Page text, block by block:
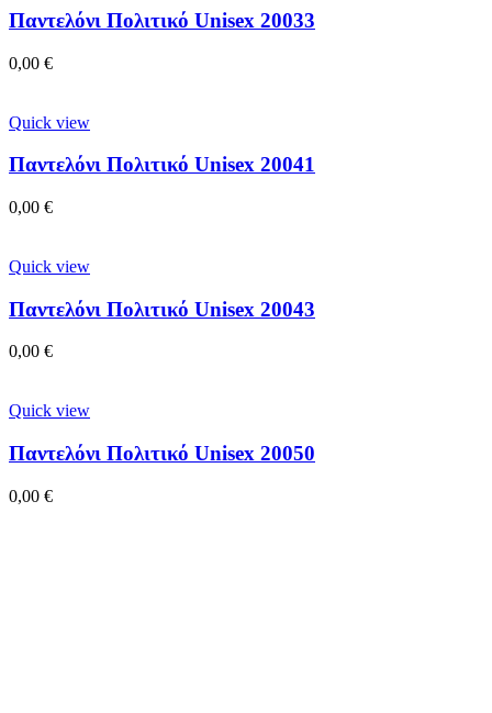
Παντελόνι Πολιτικό Unisex 20033
0,00 €
Quick view
Παντελόνι Πολιτικό Unisex 20041
0,00 €
Quick view
Παντελόνι Πολιτικό Unisex 20043
0,00 €
Quick view
Παντελόνι Πολιτικό Unisex 20050
0,00 €